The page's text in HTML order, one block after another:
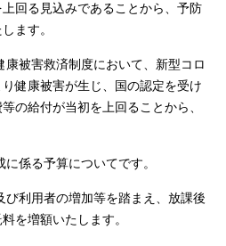
回る見込みであることから、予防
ます。
康被害救済制度において、新型コロ
健康被害が生じ、国の認定を受け
の給付が当初を上回ることから、
係る予算についてです。
び利用者の増加等を踏まえ、放課後
を増額いたします。